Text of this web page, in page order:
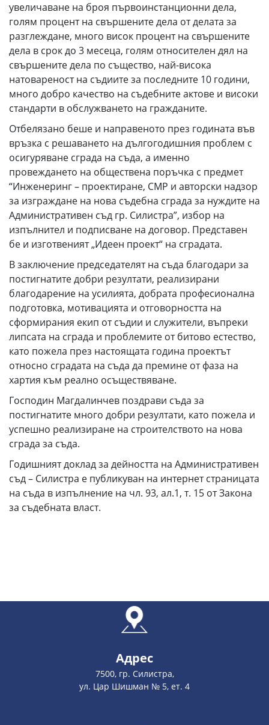
увеличаване на броя първоинстанционни дела,
голям процент на свършените дела от делата за
разглеждане, много висок процент на свършените
дела в срок до 3 месеца, голям относителен дял на
свършените дела по същество, най-висока
натовареност на съдиите за последните 10 години,
много добро качество на съдебните актове и високи
стандарти в обслужването на гражданите.
Отбелязано беше и направеното през годината във
връзка с решаването на дългогодишния проблем с
осигуряване сграда на съда, а именно
провеждането на обществена поръчка с предмет
“Инженеринг – проектиране, СМР и авторски надзор
за изграждане на нова съдебна сграда за нуждите на
Административен съд гр. Силистра”, избор на
изпълнител и подписване на договор. Представен
бе и изготвеният „Идеен проект“ на сградата.
В заключение председателят на съда благодари за
постигнатите добри резултати, реализирани
благодарение на усилията, добрата професионална
подготовка, мотивацията и отговорността на
сформирания екип от съдии и служители, въпреки
липсата на сграда и проблемите от битово естество,
като пожела през настоящата година проектът
относно сградата на съда да премине от фаза на
хартия към реално осъществяване.
Господин Магдалинчев поздрави съда за
постигнатите много добри резултати, като пожела и
успешно реализиране на строителството на нова
сграда за съда.
Годишният доклад за дейността на Административен
съд – Силистра е публикуван на интернет страницата
на съда в изпълнение на чл. 93, ал.1, т. 15 от Закона
за съдебната власт.
Адрес
7500, гр. Силистра,
ул. Цар Шишман № 5, ет. 4